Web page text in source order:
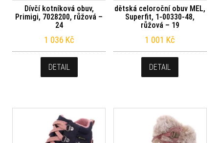
Dívčí kotníková obuv,
Primigi, 7028200, růžová –
24
1 036 Kč
DETAIL
dětská celoroční obuv MEL,
Superfit, 1-00330-48,
růžová – 19
1 001 Kč
DETAIL